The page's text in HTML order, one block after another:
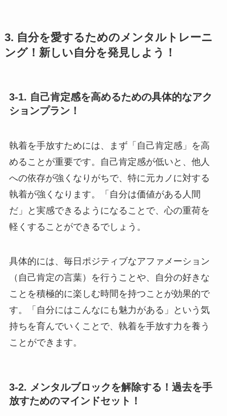
3. 自分を愛するためのメンタルトレーニ
ング！新しい自分を発見しよう！
3-1. 自己肯定感を高めるための具体的なアク
ションプラン！
執着を手放すためには、まず「自己肯定感」を高
めることが重要です。自己肯定感が低いと、他人
への依存が強くなりがちで、特に元カノに対する
執着が強くなります。「自分は価値がある人間
だ」と実感できるようになることで、心の重荷を
軽くすることができるでしょう。
具体的には、毎日ポジティブなアファメーション
（自己肯定の言葉）を行うことや、自分の好きな
ことを積極的に楽しむ時間を持つことが効果的で
す。「自分にはこんなにも魅力がある」という気
持ちを育んでいくことで、執着を手放す力を養う
ことができます。
3-2. メンタルブロックを解除する！過去を手
放すためのマインドセット！